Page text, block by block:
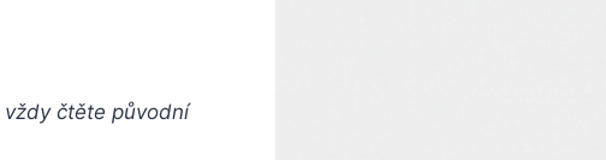
čtěte původní